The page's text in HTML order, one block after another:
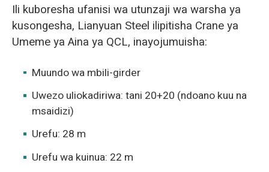
Ili kuboresha ufanisi wa utunzaji wa warsha ya
kusongesha, Lianyuan Steel ilipitisha Crane ya
Umeme ya Aina ya QCL, inayojumuisha:
Muundo wa mbili-girder
Uwezo uliokadiriwa: tani 20+20 (ndoano kuu na
msaidizi)
Urefu: 28 m
Urefu wa kuinua: 22 m